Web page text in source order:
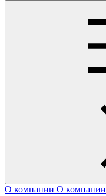
О компании О компании